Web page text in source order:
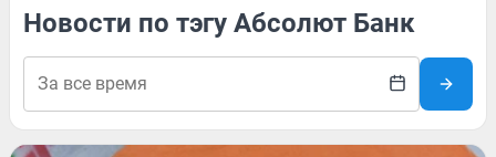
Новости по тэгу Абсолют Банк